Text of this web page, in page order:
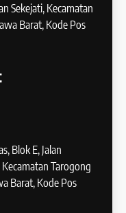
Sekejati, Kecamatan
Barat, Kode Pos
Blok E, Jalan
Tarogong
Barat, Kode Pos